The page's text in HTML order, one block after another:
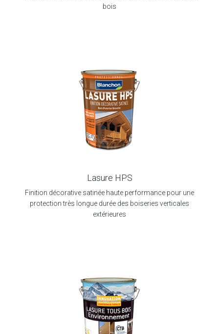
bois
Lasure HPS
Finition décorative satinée haute performance pour une
protection très longue durée des boiseries verticales
extérieures